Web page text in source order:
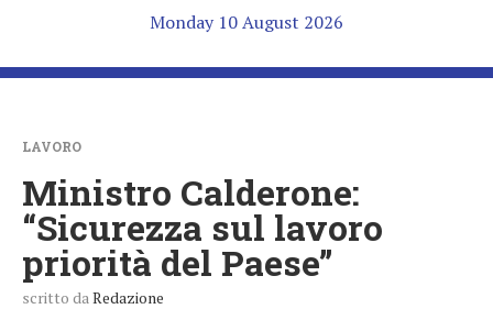
Monday 10 August 2026
LAVORO
Ministro Calderone:
“Sicurezza sul lavoro
priorità del Paese”
scritto da Redazione